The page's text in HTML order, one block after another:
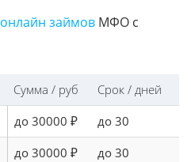
онлайн займов МФО с
Сумма / руб Срок / дней
до 30000 ₽ до 30
до 30000 ₽ до 30